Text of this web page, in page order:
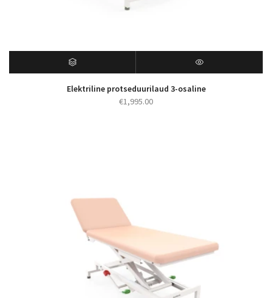
Elektriline protseduurilaud 3-osaline
€1,995.00